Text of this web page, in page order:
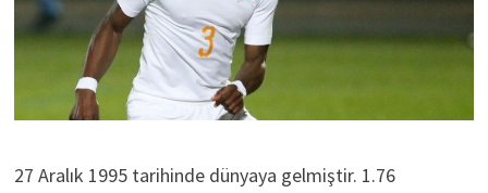
27 Aralık 1995 tarihinde dünyaya gelmiştir. 1.76